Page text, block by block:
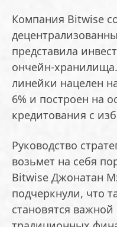
Компания Bitwise
представила
ончейн-
линейки нацелен
6% и построен на
кредитования с
Руководство
возьмет на себя
Bitwise Джонатан
подчеркнули, что
становятся